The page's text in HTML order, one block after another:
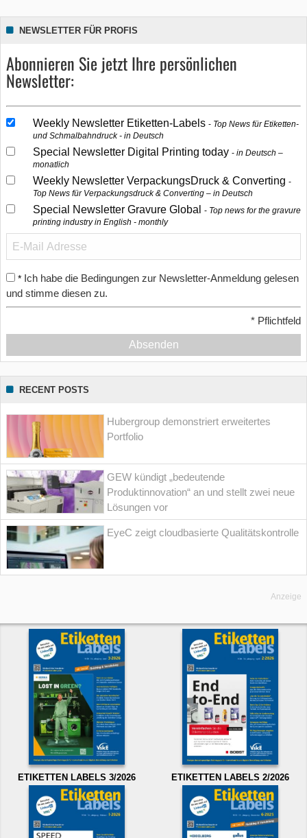
NEWSLETTER FÜR PROFIS
Abonnieren Sie jetzt Ihre persönlichen
Newsletter:
Weekly Newsletter Etiketten-Labels
Top News für Etiketten-
und Schmalbahndruck - in Deutsch
Special Newsletter Digital Printing today
in Deutsch –
monatlich
Weekly Newsletter VerpackungsDruck & Converting
Top News für Verpackungsdruck & Converting – in Deutsch
Special Newsletter Gravure Global
Top news for the gravure
printing industry in English - monthly
* Ich habe die Bedingungen zur Newsletter-Anmeldung gelesen
und stimme diesen zu.
* Pflichtfeld
Absenden
RECENT POSTS
Hubergroup demonstriert erweitertes
Portfolio
GEW kündigt „bedeutende
Produktinnovation“ an und stellt zwei neue
Lösungen vor
EyeC zeigt cloudbasierte Qualitätskontrolle
Anzeige
ETIKETTEN LABELS 3/2026 ETIKETTEN LABELS 2/2026